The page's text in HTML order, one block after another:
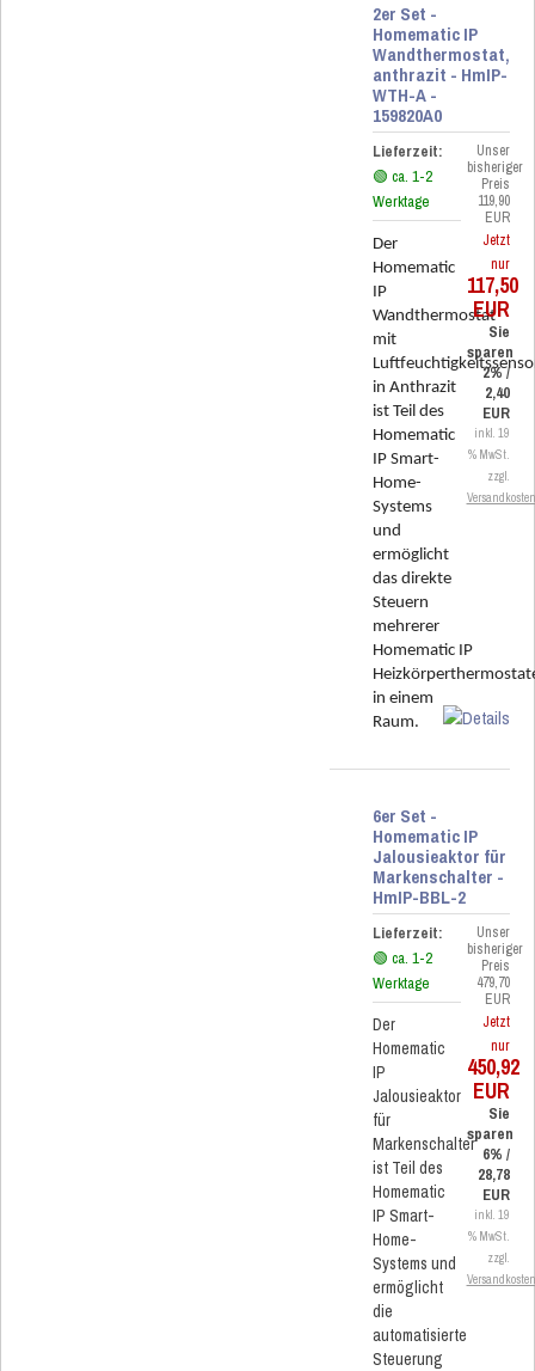
2er Set -
Homematic IP
Wandthermostat,
anthrazit - HmIP-
WTH-A -
159820A0
Lieferzeit:
🟢 ca. 1-2
Werktage
Der
Homematic
IP
Wandthermostat
mit
in Anthrazit
ist Teil des
Homematic
IP Smart-
Home-
Systems
und
ermöglicht
das direkte
Steuern
mehrerer
Homematic IP
in einem
Raum.
Unser
bisheriger
Preis
119,90
EUR
Jetzt
nur
117,50
EUR
Sie
sparen
2% /
2,40
EUR
inkl. 19
% MwSt.
zzgl.
Versandkosten
6er Set -
Homematic IP
Jalousieaktor für
Markenschalter -
HmIP-BBL-2
Lieferzeit:
🟢 ca. 1-2
Werktage
Der
Homematic
IP
Jalousieaktor
für
Markenschalter
ist Teil des
Homematic
IP Smart-
Home-
Systems und
ermöglicht
die
automatisierte
Steuerung
Unser
bisheriger
Preis
479,70
EUR
Jetzt
nur
450,92
EUR
Sie
sparen
6% /
28,78
EUR
inkl. 19
% MwSt.
zzgl.
Versandkosten